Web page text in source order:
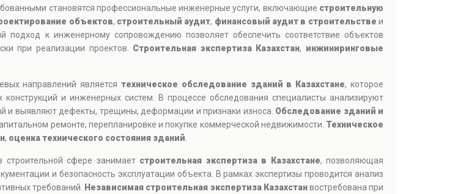
становятся профессиональные инженерные услуги, включающие строительную
объектов, строительный аудит, финансовый аудит в строительстве и
подход к инженерному сопровождению позволяет обеспечить соответствие объектов
при реализации проектов. Строительная экспертиза Казахстан, инжиниринговые
направлений является техническое обследование зданий в Казахстане, которое
и инженерных систем. В процессе обследования специалисты анализируют
и выявляют дефекты, трещины, деформации и признаки износа. Обследование зданий и
ремонте, перепланировке и покупке коммерческой недвижимости. Техническое
, оценка технического состояния зданий
сфере занимает строительная экспертиза в Казахстане, позволяющая
и безопасность эксплуатации объекта. В рамках экспертизы проводится анализ
требований.
Независимая строительная экспертиза Казахстанвостребована при